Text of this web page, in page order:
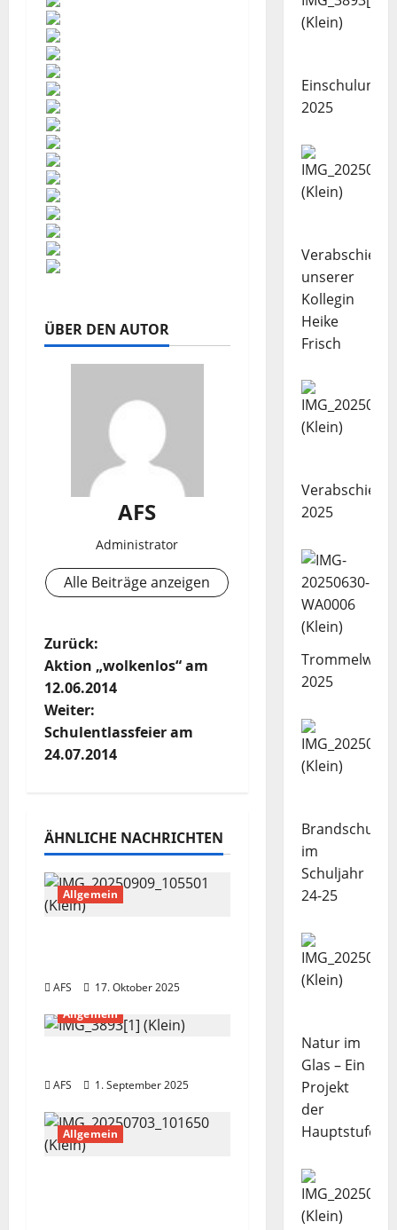
ÜBER DEN AUTOR
AFS
Administrator
Alle Beiträge anzeigen
B
e
i
t
a
g
s
a
v
g
a
Zurück:
Aktion „wolkenlos“ am
12.06.2014
Weiter:
Schulentlassfeier am
24.07.2014
ÄHNLICHE NACHRICHTEN
Allgemein
AFS
17. Oktober 2025
Allgemein
AFS 1. September 2025
Allgemein
Einschulung
2025
unserer
Kollegin
Heike
Frisch
2025
2025
im
Schuljahr
24-25
Natur im
Glas – Ein
Projekt
der
Hauptstufe